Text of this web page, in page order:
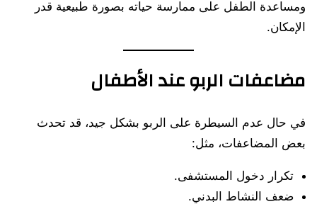
ومساعدة الطفل على ممارسة حياته بصورة طبيعية قدر
الإمكان.
مضاعفات الربو عند الأطفال
في حال عدم السيطرة على الربو بشكل جيد، قد تحدث
بعض المضاعفات، مثل:
تكرار دخول المستشفى.
ضعف النشاط البدني.